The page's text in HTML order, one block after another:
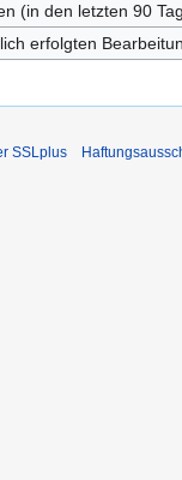
(in den letzten 90
erfolgten
SSLplus